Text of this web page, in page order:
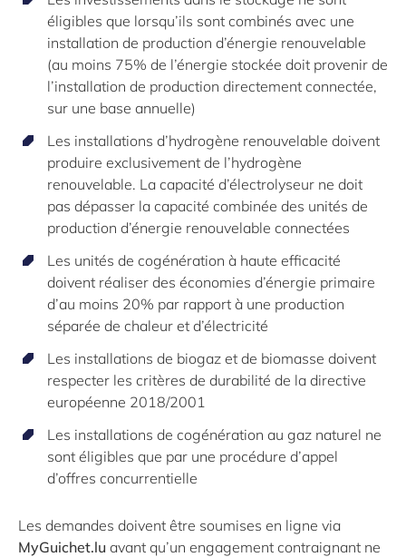
éligibles que lorsqu’ils sont combinés avec une
installation de production d’énergie renouvelable
(au moins 75% de l’énergie stockée doit provenir de
l’installation de production directement connectée,
sur une base annuelle)
Les installations d’hydrogène renouvelable doivent
produire exclusivement de l’hydrogène
renouvelable. La capacité d’électrolyseur ne doit
pas dépasser la capacité combinée des unités de
production d’énergie renouvelable connectées
Les unités de cogénération à haute efficacité
doivent réaliser des économies d’énergie primaire
d’au moins 20% par rapport à une production
séparée de chaleur et d’électricité
Les installations de biogaz et de biomasse doivent
respecter les critères de durabilité de la directive
européenne 2018/2001
Les installations de cogénération au gaz naturel ne
sont éligibles que par une procédure d’appel
d’offres concurrentielle
Les demandes doivent être soumises en ligne via
MyGuichet.lu avant qu’un engagement contraignant ne